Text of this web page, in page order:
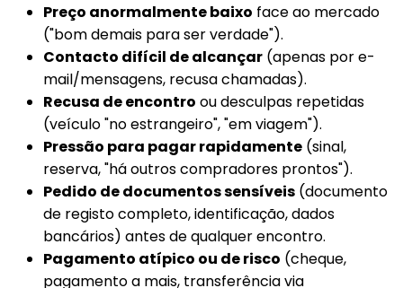
Preço anormalmente baixo face ao mercado
("bom demais para ser verdade").
Contacto difícil de alcançar (apenas por e-
mail/mensagens, recusa chamadas).
Recusa de encontro ou desculpas repetidas
(veículo "no estrangeiro", "em viagem").
Pressão para pagar rapidamente (sinal,
reserva, "há outros compradores prontos").
Pedido de documentos sensíveis (documento
de registo completo, identificação, dados
bancários) antes de qualquer encontro.
Pagamento atípico ou de risco (cheque,
pagamento a mais, transferência via